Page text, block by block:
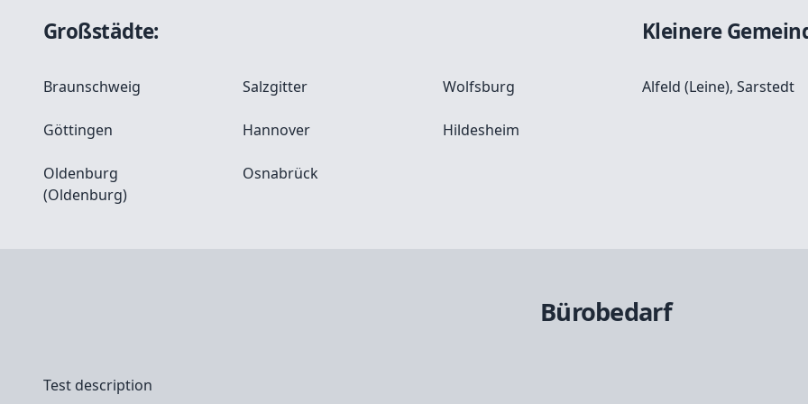
Großstädte:
Braunschweig Salzgitter Wolfsburg
Göttingen Hannover Hildesheim
Oldenburg
(Oldenburg)
Osnabrück
Kleinere
Alfeld (Leine), Sarstedt
Bürobedarf
Test description